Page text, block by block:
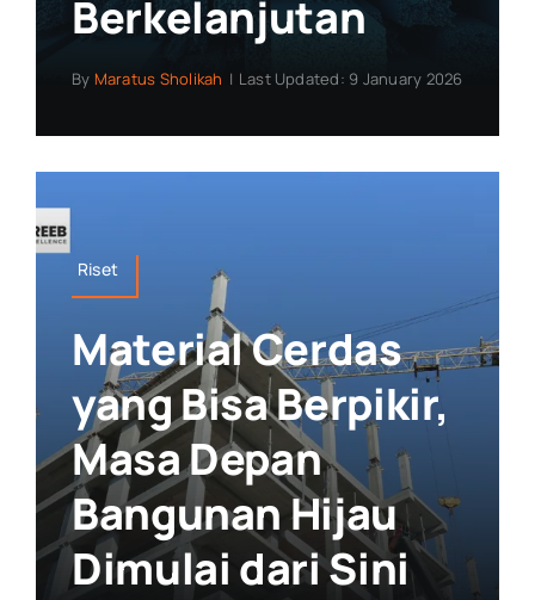
Berkelanjutan
By Maratus Sholikah | Last Updated: 9 January 2026
Riset
Material Cerdas
yang Bisa Berpikir,
Masa Depan
Bangunan Hijau
Dimulai dari Sini